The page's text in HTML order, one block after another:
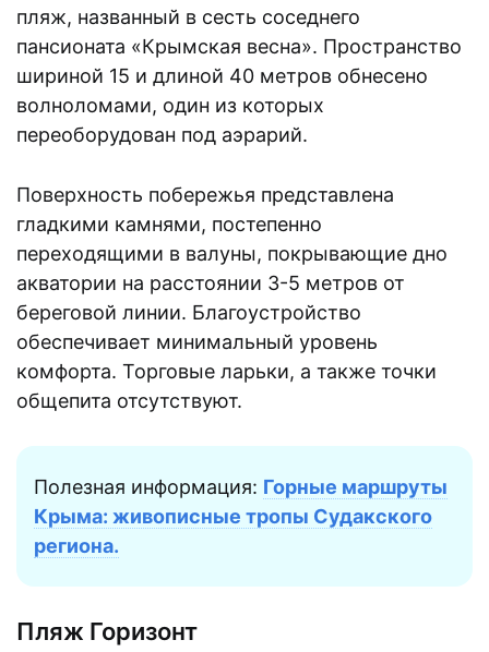
пляж, названный в сесть соседнего
пансионата «Крымская весна». Пространство
шириной 15 и длиной 40 метров обнесено
волноломами, один из которых
переоборудован под аэрарий.
Поверхность побережья представлена
гладкими камнями, постепенно
переходящими в валуны, покрывающие дно
акватории на расстоянии 3-5 метров от
береговой линии. Благоустройство
обеспечивает минимальный уровень
комфорта. Торговые ларьки, а также точки
общепита отсутствуют.
Полезная информация: Горные маршруты
Крыма: живописные тропы Судакского
региона.
Пляж Горизонт